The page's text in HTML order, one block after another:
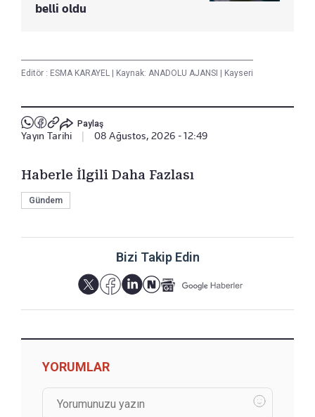
belli oldu
Editör : ESMA KARAYEL Kaynak: ANADOLU AJANSI Kayseri
Paylaş
Yayın Tarihi 08 Ağustos, 2026 - 12:49
Haberle İlgili Daha Fazlası
Gündem
Bizi Takip Edin
YORUMLAR